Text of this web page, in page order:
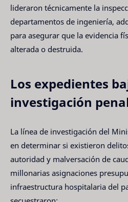
lideraron técnicamente la
departamentos de ingeniería,
para asegurar que la evidencia
alterada o destruida.
Los expedientes
investigación
La línea de investigación del
en determinar si existieron
autoridad y malversación de
millonarias asignaciones
infraestructura hospitalaria del